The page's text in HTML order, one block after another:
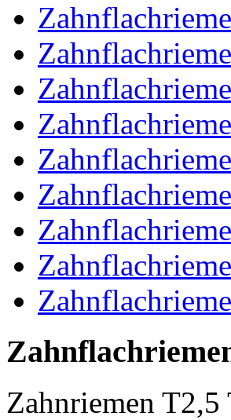
Zahnriemen